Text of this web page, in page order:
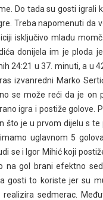
Do tada su gosti
Treba napomenuti da
isključivo mladu
donijela im je ploda
24:21 u 37. minuti, a u
izvanredni Marko
se može reći da je
igra i postiže golove.
što je u prvom dijelu s
uglavnom 5
se i Igor Mihić koji
na gol brani efektno
gosti to koriste jer su
sedmerac.